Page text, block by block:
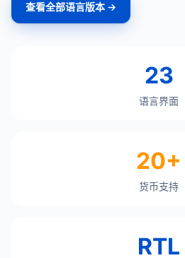
查看全部语言版本 →
23
语言界面
20+
货币支持
RTL